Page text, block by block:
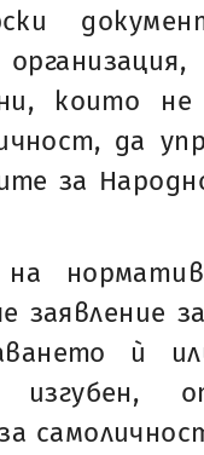
които
да
за
заявление
ѝ
изгубен,